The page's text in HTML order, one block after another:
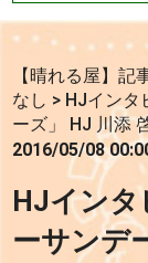
【晴れる屋】
なし > HJインタ
ーズ」 HJ 川添
2016/05/08
HJインタ
ーサンデ